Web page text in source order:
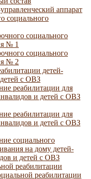
аппарат
социального
социального
№ 1
социального
№ 2
детей-
с ОВЗ
реабилитации для
и детей с ОВЗ
реабилитации для
и детей с ОВЗ
социального
на дому детей-
и детей с ОВЗ
реабилитации
реабилитации